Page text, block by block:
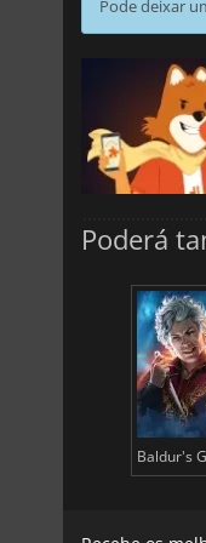
Pode deixar
Poderá
Baldur's